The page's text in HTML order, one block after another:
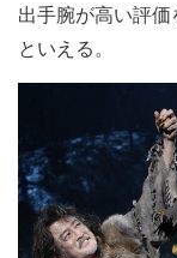
出手腕が高い評
といえる。